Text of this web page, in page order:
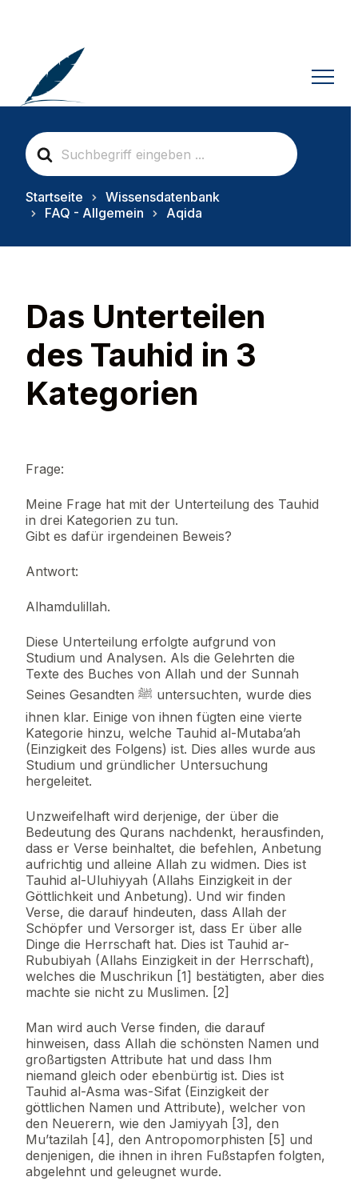
S
e
a
c
o
Startseite
Wissensdatenbank
FAQ - Allgemein
Aqida
Das Unterteilen
des Tauhid in 3
Kategorien
Frage:
Meine Frage hat mit der Unterteilung des Tauhid
in drei Kategorien zu tun.
Gibt es dafür irgendeinen Beweis?
Antwort:
Alhamdulillah.
Diese Unterteilung erfolgte aufgrund von
Studium und Analysen. Als die Gelehrten die
Texte des Buches von Allah und der Sunnah
Seines Gesandten ﷺ untersuchten, wurde dies
ihnen klar. Einige von ihnen fügten eine vierte
Kategorie hinzu, welche Tauhid al-Mutaba’ah
(Einzigkeit des Folgens) ist. Dies alles wurde aus
Studium und gründlicher Untersuchung
hergeleitet.
Unzweifelhaft wird derjenige, der über die
Bedeutung des Qurans nachdenkt, herausfinden,
dass er Verse beinhaltet, die befehlen, Anbetung
aufrichtig und alleine Allah zu widmen. Dies ist
Tauhid al-Uluhiyyah (Allahs Einzigkeit in der
Göttlichkeit und Anbetung). Und wir finden
Verse, die darauf hindeuten, dass Allah der
Schöpfer und Versorger ist, dass Er über alle
Dinge die Herrschaft hat. Dies ist Tauhid ar-
Rububiyah (Allahs Einzigkeit in der Herrschaft),
welches die Muschrikun [1] bestätigten, aber dies
machte sie nicht zu Muslimen. [2]
Man wird auch Verse finden, die darauf
hinweisen, dass Allah die schönsten Namen und
großartigsten Attribute hat und dass Ihm
niemand gleich oder ebenbürtig ist. Dies ist
Tauhid al-Asma was-Sifat (Einzigkeit der
göttlichen Namen und Attribute), welcher von
den Neuerern, wie den Jamiyyah [3], den
Mu’tazilah [4], den Antropomorphisten [5] und
denjenigen, die ihnen in ihren Fußstapfen folgten,
abgelehnt und geleugnet wurde.